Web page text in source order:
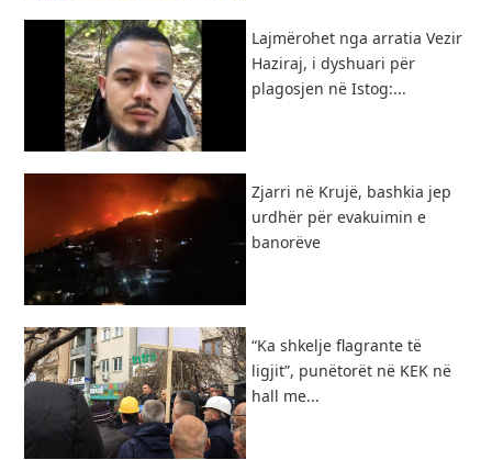
Lajmërohet nga arratia Vezir
Haziraj, i dyshuari për
plagosjen në Istog:...
Zjarri në Krujë, bashkia jep
urdhër për evakuimin e
banorëve
“Ka shkelje flagrante të
ligjit”, punëtorët në KEK në
hall me...